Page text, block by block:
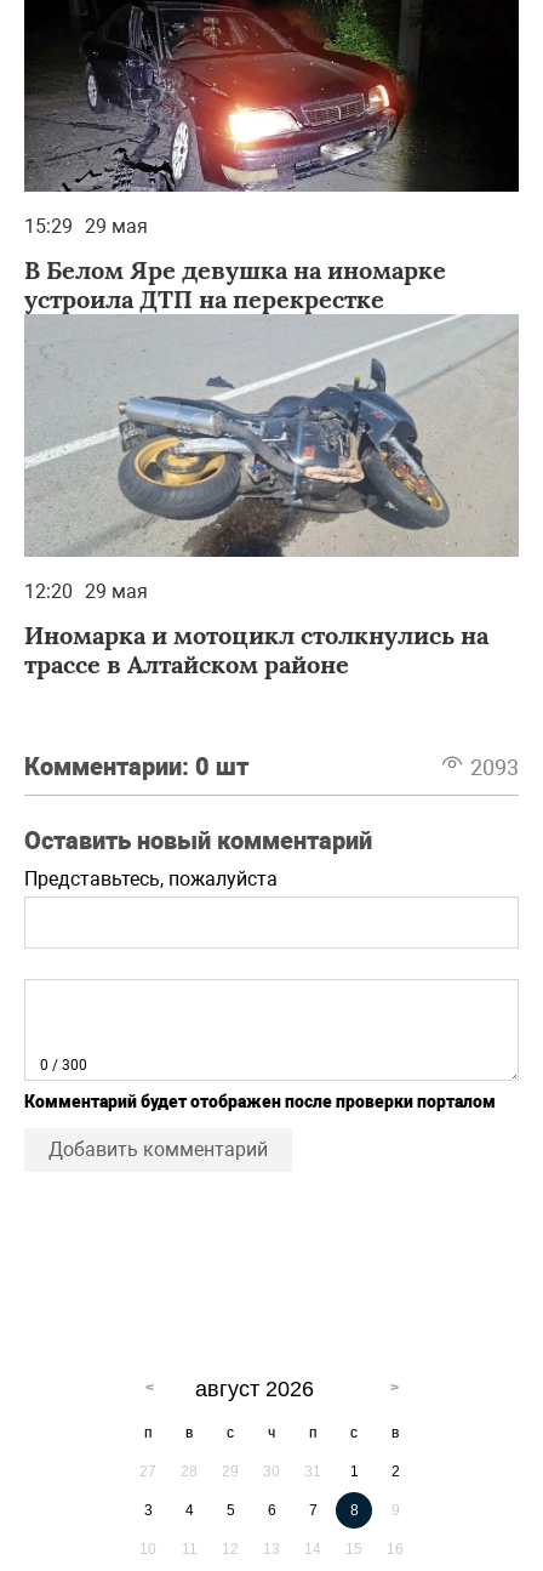
15:29 29 мая
В Белом Яре девушка на иномарке
устроила ДТП на перекрестке
12:20 29 мая
Иномарка и мотоцикл столкнулись на
трассе в Алтайском районе
Комментарии: 0 шт 2093
Оставить новый комментарий
Представьтесь, пожалуйста
0 / 300
Комментарий будет отображен после проверки порталом
Добавить комментарий
август 2026
п в с ч п с в
27 28 29 30 31 1 2
3 4 5 6 7 8 9
10 11 12 13 14 15 16